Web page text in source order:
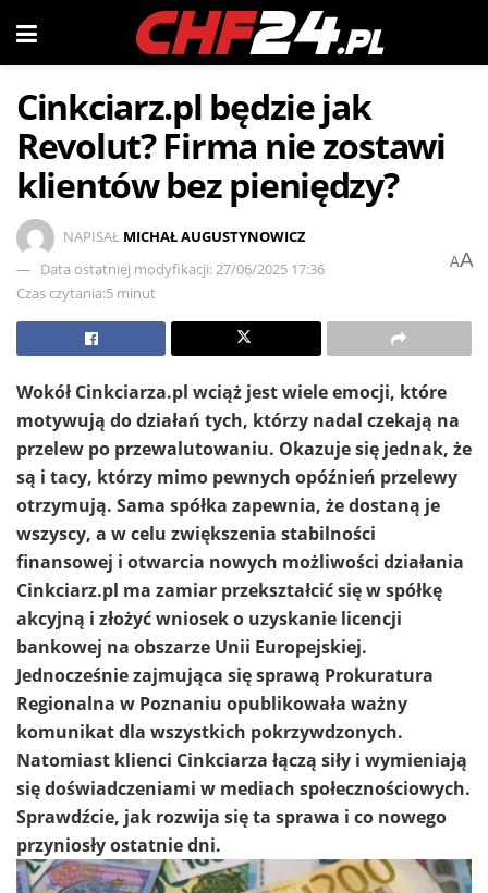
Cinkciarz.pl będzie jak
Revolut? Firma nie zostawi
klientów bez pieniędzy?
NAPISAŁ MICHAŁ AUGUSTYNOWICZ
Data ostatniej modyfikacji: 27/06/2025 17:36
Czas czytania:5 minut
AA
Wokół Cinkciarza.pl wciąż jest wiele emocji, które
motywują do działań tych, którzy nadal czekają na
przelew po przewalutowaniu. Okazuje się jednak, że
są i tacy, którzy mimo pewnych opóźnień przelewy
otrzymują. Sama spółka zapewnia, że dostaną je
wszyscy, a w celu zwiększenia stabilności
finansowej i otwarcia nowych możliwości działania
Cinkciarz.pl ma zamiar przekształcić się w spółkę
akcyjną i złożyć wniosek o uzyskanie licencji
bankowej na obszarze Unii Europejskiej.
Jednocześnie zajmująca się sprawą Prokuratura
Regionalna w Poznaniu opublikowała ważny
komunikat dla wszystkich pokrzywdzonych.
Natomiast klienci Cinkciarza łączą siły i wymieniają
się doświadczeniami w mediach społecznościowych.
Sprawdźcie, jak rozwija się ta sprawa i co nowego
przyniosły ostatnie dni.